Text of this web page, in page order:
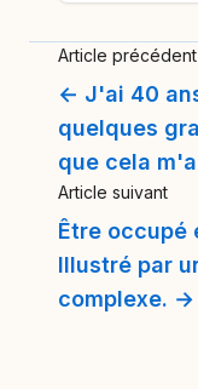
Article précédent
← J'ai 40
quelques
que cela
Article suivant
Être occupé
Illustré par
complexe. →